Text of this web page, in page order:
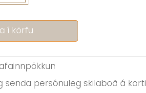
í körfu
senda persónuleg skilaboð á korti